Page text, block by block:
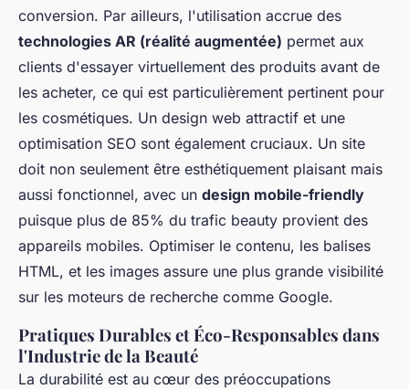
conversion. Par ailleurs, l'utilisation accrue des
technologies AR (réalité augmentée) permet aux
clients d'essayer virtuellement des produits avant de
les acheter, ce qui est particulièrement pertinent pour
les cosmétiques. Un design web attractif et une
optimisation SEO sont également cruciaux. Un site
doit non seulement être esthétiquement plaisant mais
aussi fonctionnel, avec un design mobile-friendly
puisque plus de 85% du trafic beauty provient des
appareils mobiles. Optimiser le contenu, les balises
HTML, et les images assure une plus grande visibilité
sur les moteurs de recherche comme Google.
Pratiques Durables et Éco-Responsables dans
l'Industrie de la Beauté
La durabilité est au cœur des préoccupations